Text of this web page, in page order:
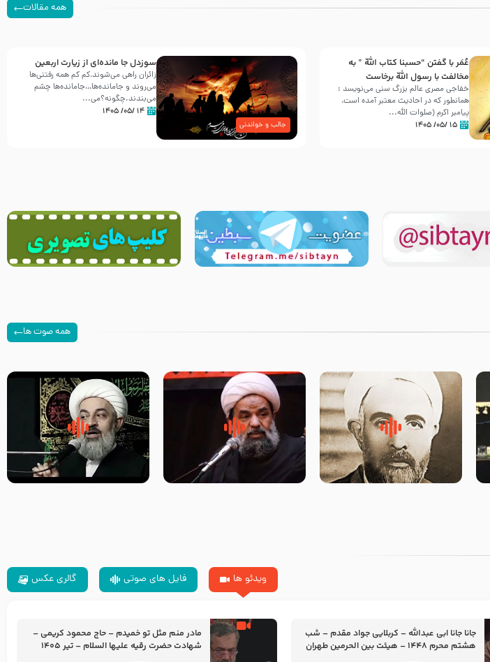
همه مقالات
عُمَر با گفتن “حسبنا كتاب اللّه ” به
مخالفت با رسول اللّه برخاست
خفاجی مصری عالم بزرگ سنی می‌نویسد :
همانطور که در احادیث معتبر آمده است،
پیامبر اکرم (صلوات اللّه...
۱۵ /۰۵/ ۱۴۰۵ جالب و خواندنی
سوزدل جا مانده‌ای از زیارت اربعین
زائران راهی می‌شوند،کم‌ کم همه رفتنی‌ها
می‌روند و جامانده‌ها…جامانده‌ها چشم
می‌بندند.چگونه؟می‌...
۱۴ /۰۵/ ۱۴۰۵
همه صوت ها
روضه‌ی مجلس یزید ملعون و
اسارت اهل‌بیت علیهم‌السلام –
سلام جوانی که امام حسین علیه
السلام خودش جوابش را دادند
زیارتی که اسباب رزق زیاد و عمر
طولانی است حجت السلام حسین
ویدئو ها فایل های صوتی گالری عکس
جانا جانا ابی عبدالله – کربلایی جواد مقدم – شب
هشتم محرم 1448 – هیئت بین الحرمین طهران
مادر منم مثل تو خمیدم – حاج محمود کریمی –
شهادت حضرت رقیه علیها السلام – تیر ۱۴۰۵